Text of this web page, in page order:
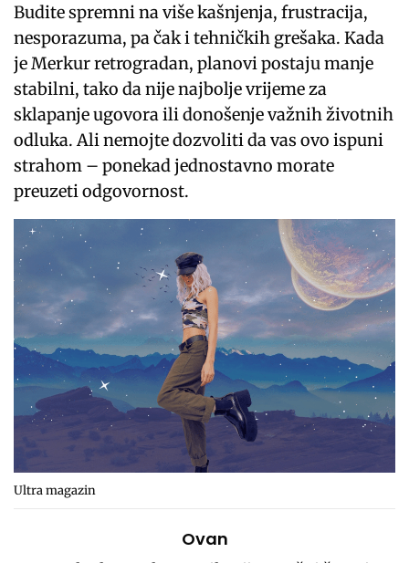
Budite spremni na više kašnjenja, frustracija,
nesporazuma, pa čak i tehničkih grešaka. Kada
je Merkur retrogradan, planovi postaju manje
stabilni, tako da nije najbolje vrijeme za
sklapanje ugovora ili donošenje važnih životnih
odluka. Ali nemojte dozvoliti da vas ovo ispuni
strahom – ponekad jednostavno morate
preuzeti odgovornost.
Ultra magazin
Ovan